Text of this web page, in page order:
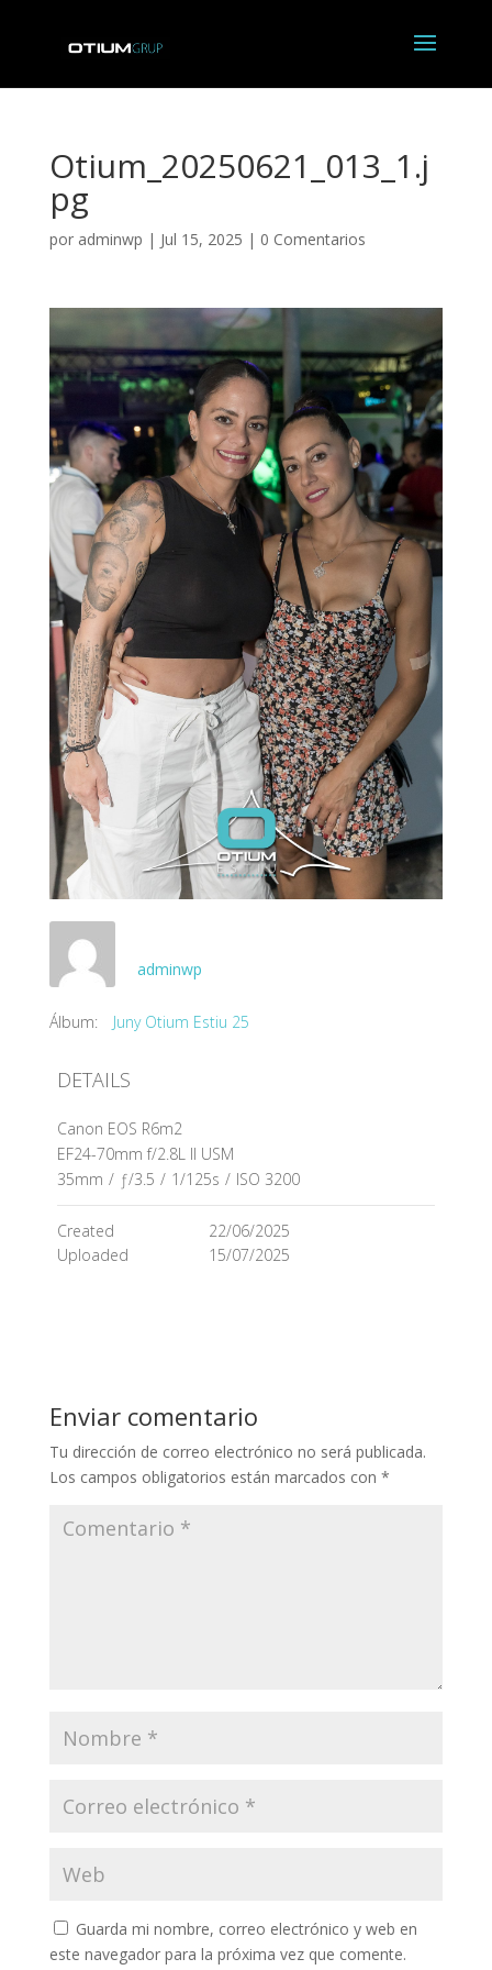
Otium_20250621_013_1.j
pg
por adminwp | Jul 15, 2025 | 0 Comentarios
adminwp
Álbum: Juny Otium Estiu 25
DETAILS
Canon EOS R6m2
EF24-70mm f/2.8L II USM
35mm / ƒ/3.5 / 1/125s / ISO 3200
Created
22/06/2025
Uploaded
15/07/2025
Enviar comentario
Tu dirección de correo electrónico no será publicada.
Los campos obligatorios están marcados con *
Guarda mi nombre, correo electrónico y web en
este navegador para la próxima vez que comente.